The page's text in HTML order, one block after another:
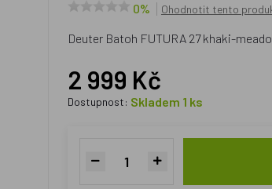
0% Ohodnotit tento
Deuter Batoh FUTURA 27 khaki-
2 999 Kč
Dostupnost: Skladem 1 ks